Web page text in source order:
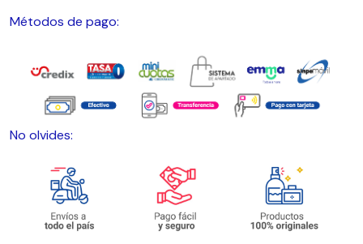
Métodos de pago:
No olvides: